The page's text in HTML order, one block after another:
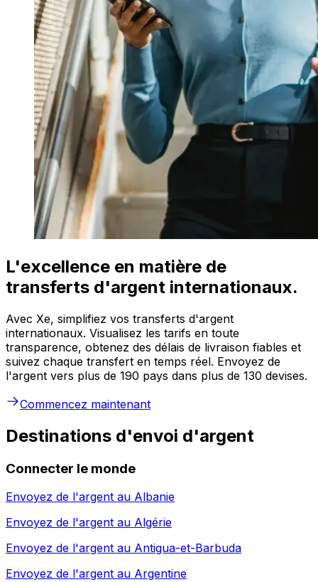
L'excellence en matière de
transferts d'argent internationaux.
Avec Xe, simplifiez vos transferts d'argent
internationaux. Visualisez les tarifs en toute
transparence, obtenez des délais de livraison fiables et
suivez chaque transfert en temps réel. Envoyez de
l'argent vers plus de 190 pays dans plus de 130 devises.
Commencez maintenant
Destinations d'envoi d'argent
Connecter le monde
Envoyez de l'argent au Albanie
Envoyez de l'argent au Algérie
Envoyez de l'argent au Antigua-et-Barbuda
Envoyez de l'argent au Argentine